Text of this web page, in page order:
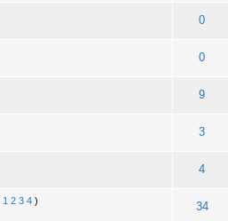
0
0
9
3
4
1 2 3 4 )
34